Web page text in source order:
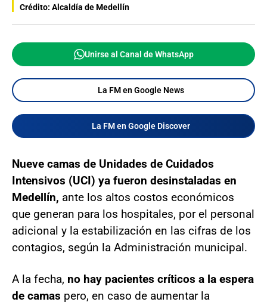
Crédito: Alcaldía de Medellín
Unirse al Canal de WhatsApp
La FM en Google News
La FM en Google Discover
Nueve camas de Unidades de Cuidados
Intensivos (UCI) ya fueron desinstaladas en
Medellín, ante los altos costos económicos
que generan para los hospitales, por el personal
adicional y la estabilización en las cifras de los
contagios, según la Administración municipal.
A la fecha, no hay pacientes críticos a la espera
de camas pero, en caso de aumentar la